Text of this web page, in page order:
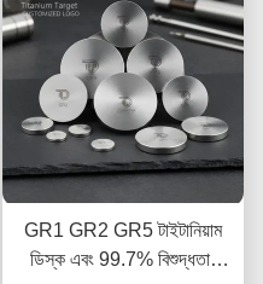
GR1 GR2 GR5 টাইটানিয়াম
ডিস্ক এবং 99.7% বিশুদ্ধতার